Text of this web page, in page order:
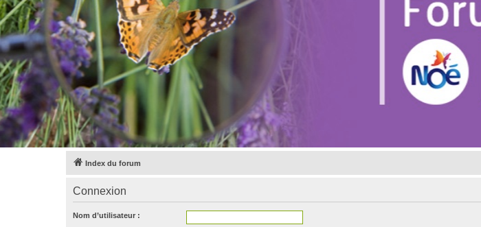
Index du forum
Connexion
Nom d’utilisateur :